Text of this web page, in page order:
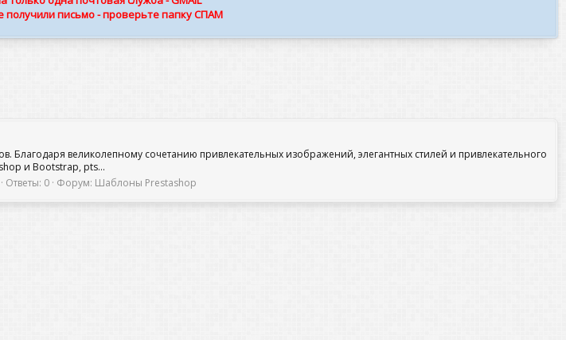
получили письмо - проверьте папку СПАМ
Благодаря великолепному сочетанию привлекательных изображений, элегантных стилей и привлекательного
и Bootstrap, pts...
Ответы: 0 Форум: Шаблоны Prestashop